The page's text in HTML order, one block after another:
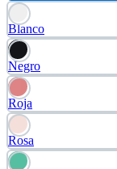
Blanco
Negro
Roja
Rosa